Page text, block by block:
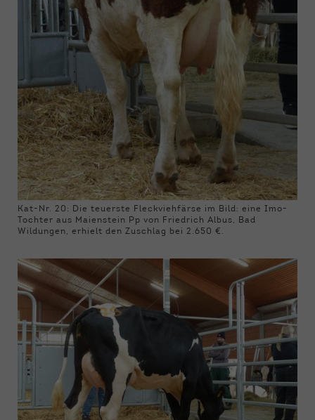
Kat-Nr. 20: Die teuerste Fleckviehfärse im Bild: eine Imo-
Tochter aus Maienstein Pp von Friedrich Albus, Bad
Wildungen, erhielt den Zuschlag bei 2.650 €.